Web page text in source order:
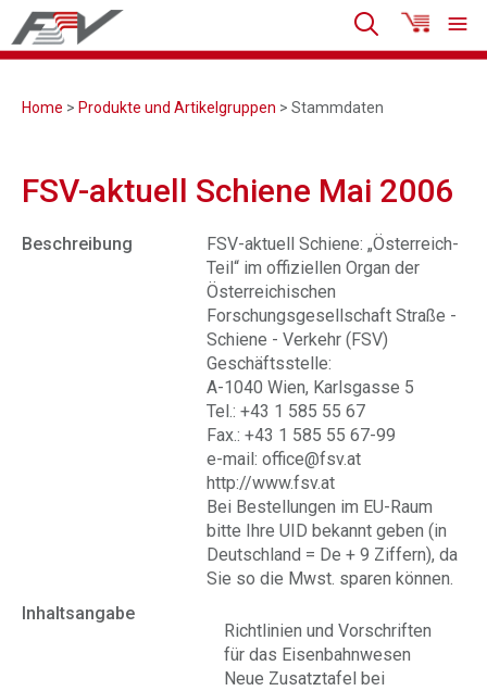
Home > Produkte und Artikelgruppen > Stammdaten
FSV-aktuell Schiene Mai 2006
Beschreibung
FSV-aktuell Schiene: „Österreich-
Teil“ im offiziellen Organ der
Österreichischen
Forschungsgesellschaft Straße -
Schiene - Verkehr (FSV)
Geschäftsstelle:
A-1040 Wien, Karlsgasse 5
Tel.: +43 1 585 55 67
Fax.: +43 1 585 55 67-99
e-mail: office@fsv.at
http://www.fsv.at
Bei Bestellungen im EU-Raum
bitte Ihre UID bekannt geben (in
Deutschland = De + 9 Ziffern), da
Sie so die Mwst. sparen können.
Inhaltsangabe
Richtlinien und Vorschriften
für das Eisenbahnwesen
Neue Zusatztafel bei